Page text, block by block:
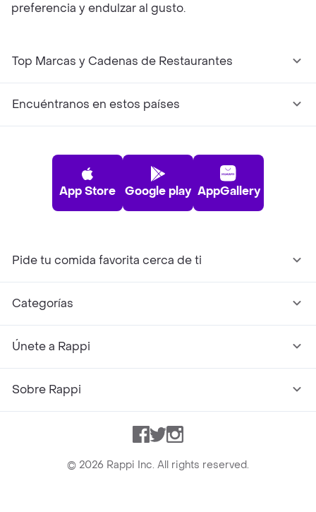
preferencia y endulzar al gusto.
Top Marcas y Cadenas de Restaurantes
Encuéntranos en estos países
App Store Google play AppGallery
Pide tu comida favorita cerca de ti
Categorías
Únete a Rappi
Sobre Rappi
Facebook
TwitterInstagram
© 2026 Rappi Inc. All rights reserved.